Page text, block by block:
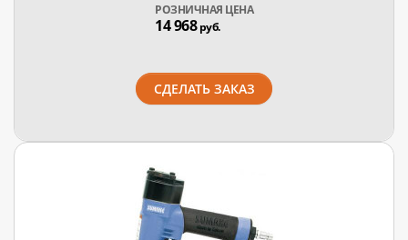
РОЗНИЧНАЯ ЦЕНА
14 968руб.
СДЕЛАТЬ ЗАКАЗ